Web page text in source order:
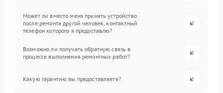
Может ли вместо меня принять устройство
после ремонта другой человек, контактный
телефон которого я предоставлю?
Возможно ли получать обратную связь в
процессе выполнения ремонтных работ?
Какую гарантию вы предоставляете?